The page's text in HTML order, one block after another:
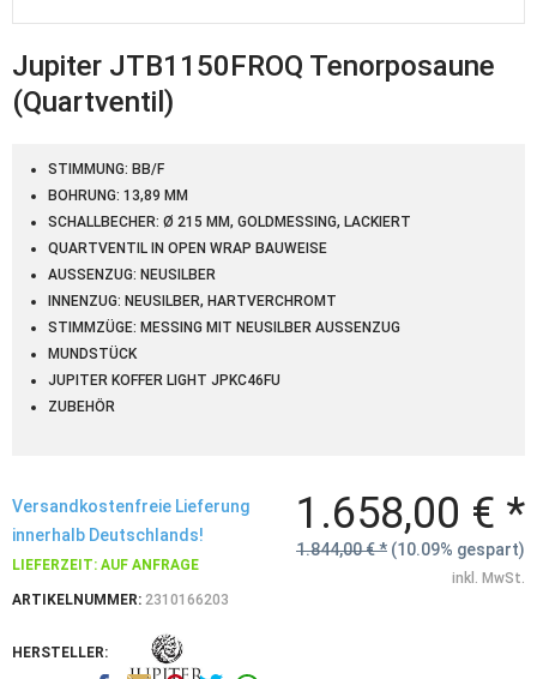
Jupiter JTB1150FROQ Tenorposaune
(Quartventil)
STIMMUNG: BB/F
BOHRUNG: 13,89 MM
SCHALLBECHER: Ø 215 MM, GOLDMESSING, LACKIERT
QUARTVENTIL IN OPEN WRAP BAUWEISE
AUSSENZUG: NEUSILBER
INNENZUG: NEUSILBER, HARTVERCHROMT
STIMMZÜGE: MESSING MIT NEUSILBER AUSSENZUG
MUNDSTÜCK
JUPITER KOFFER LIGHT JPKC46FU
ZUBEHÖR
Versandkostenfreie Lieferung
innerhalb Deutschlands!
LIEFERZEIT: AUF ANFRAGE
ARTIKELNUMMER: 2310166203
HERSTELLER:
1.658,00 € *
1.844,00 € * (10.09% gespart)
inkl. MwSt.